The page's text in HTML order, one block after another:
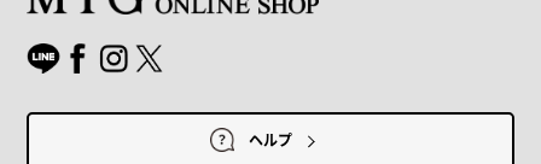
ヘルプ